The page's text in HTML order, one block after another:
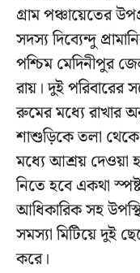
গ্রাম পঞ্চায়েতের
সদস্য দিব্যেন্দু
পশ্চিম মেদিনীপুর
রায়। দুই পরিবারের
রুমের মধ্যে রাখার
শাশুড়িকে তলা
মধ্যে আশ্রয় দেওয়া
নিতে হবে একথা
আধিকারিক সহ
সমস্যা মিটিয়ে দুই
করে।